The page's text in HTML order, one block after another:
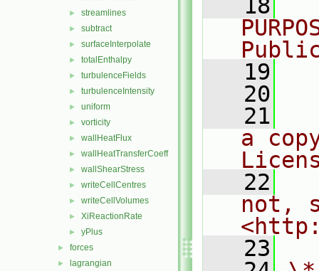
► streamlines
► subtract
► surfaceInterpolate
► totalEnthalpy
► turbulenceFields
► turbulenceIntensity
► uniform
► vorticity
► wallHeatFlux
► wallHeatTransferCoeff
► wallShearStress
► writeCellCentres
► writeCellVolumes
► XiReactionRate
► yPlus
► forces
► lagrangian
   18
   19
   20
   21
a
   22
not,
   23